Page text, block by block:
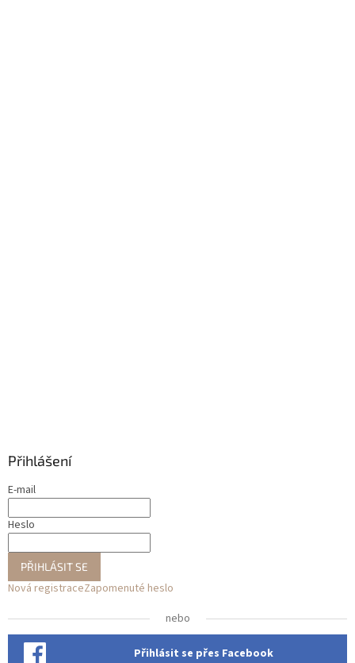
Přihlášení
E-mail
Heslo
PŘIHLÁSIT SE
Nová registraceZapomenuté heslo
nebo
Přihlásit se přes Facebook